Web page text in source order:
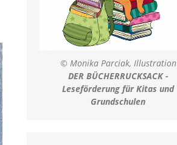
© Monika Parciak, Illustration
DER BÜCHERRUCKSACK -
Leseförderung für Kitas und
Grundschulen